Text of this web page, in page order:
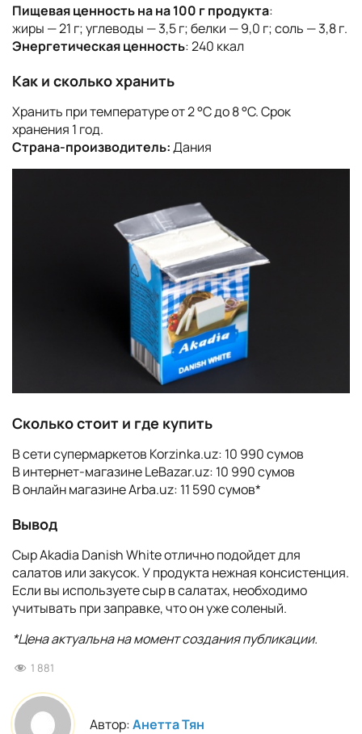
Пищевая ценность на на 100 г продукта:
жиры — 21 г; углеводы — 3,5 г; белки — 9,0 г; соль — 3,8 г.
Энергетическая ценность: 240 ккал
Как и сколько хранить
Хранить при температуре от 2 °C до 8 °C. Срок
хранения 1 год.
Страна-производитель:Дания
Сколько стоит и где купить
В сети супермаркетов Korzinka.uz: 10 990 сумов
В интернет-магазине LeBazar.uz: 10 990 сумов
В онлайн магазине Arba.uz: 11 590 сумов*
Вывод
Сыр Akadia Danish White отлично подойдет для
салатов или закусок. У продукта нежная консистенция.
Если вы используете сыр в салатах, необходимо
учитывать при заправке, что он уже соленый.
*Цена актуальна на момент создания публикации.
1 881
Автор:Анетта Тян